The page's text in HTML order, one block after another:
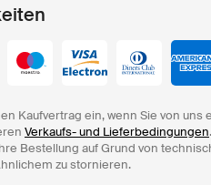
Kaufvertrag ein, wenn Sie von uns
Verkaufs- und Lieferbedingungen
Bestellung auf Grund von
zu stornieren.